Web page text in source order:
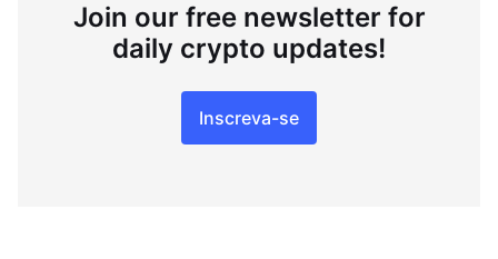
Join our free newsletter for
daily crypto updates!
Inscreva-se